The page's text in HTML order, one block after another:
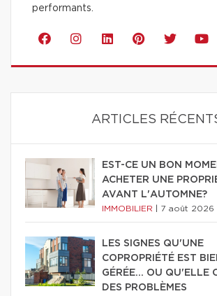
performants.
ARTICLES
EST-CE UN BON
ACHETER UNE
AVANT L'AUTOMNE?
IMMOBILIER 7 août 2026
LES SIGNES QU'UNE
COPROPRIÉTÉ EST
GÉRÉE… OU QU'ELLE
DES PROBLÈMES